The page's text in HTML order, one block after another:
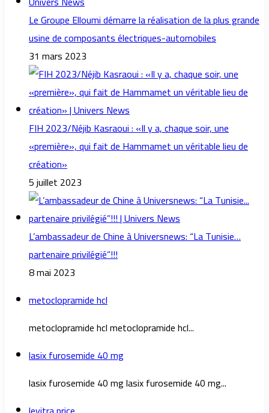
Le Groupe Elloumi démarre la réalisation de la plus grande
usine de composants électriques-automobiles
31 mars 2023
FIH 2023/Néjib Kasraoui : «Il y a, chaque soir, une
«première», qui fait de Hammamet un véritable lieu de
création»
5 juillet 2023
L’ambassadeur de Chine à Universnews: “La Tunisie…
partenaire privilégié”!!!
8 mai 2023
metoclopramide hcl
metoclopramide hcl metoclopramide hcl...
lasix furosemide 40 mg
lasix furosemide 40 mg lasix furosemide 40 mg...